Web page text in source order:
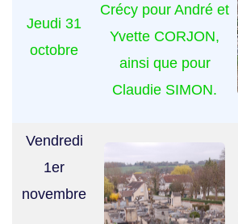
Jeudi 31
octobre
Crécy pour André et
Yvette CORJON,
ainsi que pour
Claudie SIMON.
Vendredi
1er
novembre